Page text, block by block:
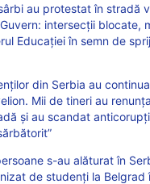
au protestat în stradă
intersecții blocate,
Educației în semn de
din Serbia au
Mii de tineri au
și au scandat
s-au alăturat în
de studenţi la Belgrad